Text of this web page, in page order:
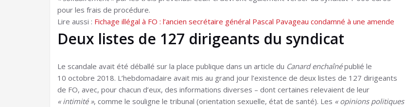
pour les frais de procédure.
Lire aussi : Fichage illégal à FO : l’ancien secrétaire général Pascal Pavageau condamné à une amende
Deux listes de 127 dirigeants du syndicat
Le scandale avait été déballé sur la place publique dans un article du Canard enchaînépublié le
10 octobre 2018. L’hebdomadaire avait mis au grand jour l’existence de deux listes de 127 dirigeants
de FO, avec, pour chacun d’eux, des informations diverses – dont certaines relevaient de leur
« intimité », comme le souligne le tribunal (orientation sexuelle, état de santé). Les « opinions politiques